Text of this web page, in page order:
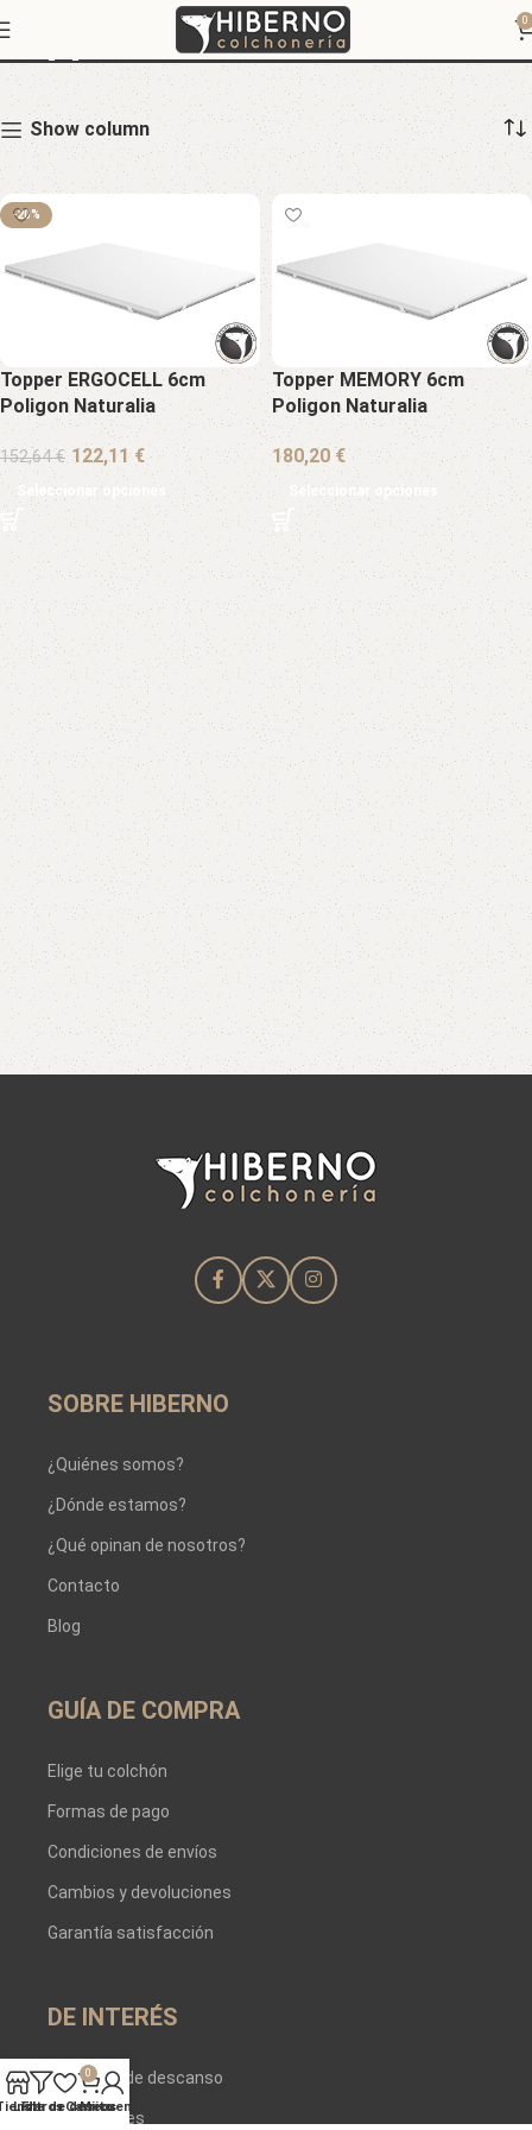
0
Topper
Show column
-20%
Topper ERGOCELL 6cm
Poligon Naturalia
152,64€ €
Seleccionar opciones
Topper MEMORY 6cm
Poligon Naturalia
€
Seleccionar opciones
SOBRE HIBERNO
¿Quiénes somos?
¿Dónde estamos?
¿Qué opinan de nosotros?
Contacto
Blog
GUÍA DE COMPRA
Elige tu colchón
Formas de pago
Condiciones de envíos
Cambios y devoluciones
Garantía satisfacción
DE INTERÉS
Asesores de descanso
Proveedores
Filtros
Lista de deseos
0
Carrito
Mi cuenta